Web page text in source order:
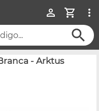
- Arktus